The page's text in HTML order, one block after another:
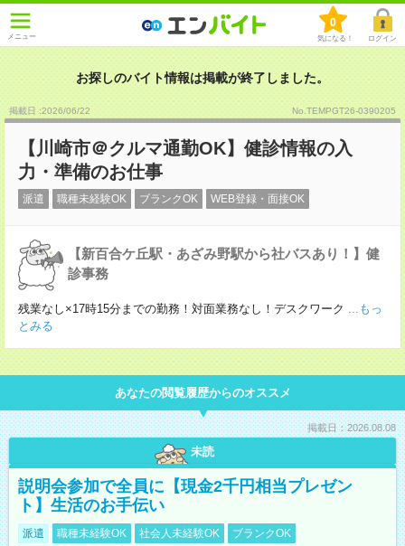
メニュー
0
気になる！ ログイン
お探しのバイト情報は掲載が終了しました。
掲載日 :2026/06/22 No.TEMPGT26-0390205
【川崎市＠クルマ通勤OK】健診情報の入
力・準備のお仕事
派遣 職種未経験OK ブランクOK WEB登録・面接OK
【新百合ケ丘駅・あざみ野駅から社バスあり！】健
診事務
残業なし×17時15分までの勤務！対面業務なし！デスクワーク ...もっ
とみる
あなたの閲覧履歴からのオススメ
掲載日：2026.08.08
未読
説明会参加で全員に【現金2千円相当プレゼン
ト】生活のお手伝い
派遣 職種未経験OK 社会人未経験OK
ブランクOK